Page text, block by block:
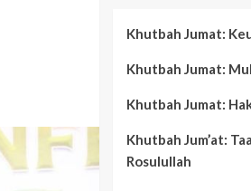
Khutbah Jumat:
Khutbah Jumat:
Khutbah Jumat:
Khutbah Jum’at:
Rosulullah